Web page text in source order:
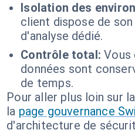
Isolation des
client dispose de
d'analyse dédié.
Contrôle total: Vous
données sont
de temps.
Pour aller plus loin sur
la page gouvernance
d'architecture de